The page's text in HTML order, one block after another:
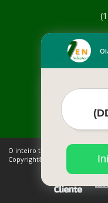
O inteiro teor deste site está
Copyright© SEVEN RESIDUOS